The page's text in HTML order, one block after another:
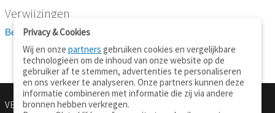
Verwijzingen
Bekijk 1 definitie(s) van tarten
VERTALEN.NU
Privacy & Cookies
Wij en onzepartners gebruiken cookies en vergelijkbare
technologieën om de inhoud van onze website op de
gebruiker af te stemmen, advertenties te personaliseren
en ons verkeer te analyseren. Onze partners kunnen deze
informatie combineren met informatie die zij via andere
bronnen hebben verkregen.